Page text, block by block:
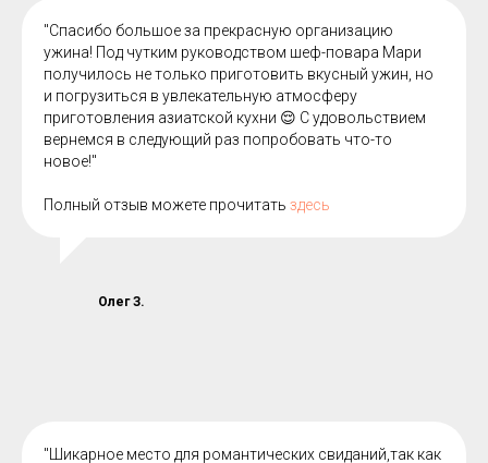
"Спасибо большое за прекрасную организацию
ужина! Под чутким руководством шеф-повара Мари
получилось не только приготовить вкусный ужин, но
и погрузиться в увлекательную атмосферу
приготовления азиатской кухни 😌 С удовольствием
вернемся в следующий раз попробовать что-то
новое!"
Полный отзыв можете прочитать здесь
Олег З.
"Шикарное место для романтических свиданий,так как